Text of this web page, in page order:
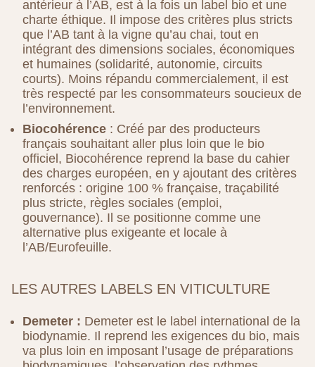
antérieur à l’AB, est à la fois un label bio et une
charte éthique. Il impose des critères plus stricts
que l’AB tant à la vigne qu’au chai, tout en
intégrant des dimensions sociales, économiques
et humaines (solidarité, autonomie, circuits
courts). Moins répandu commercialement, il est
très respecté par les consommateurs soucieux de
l’environnement.
Biocohérence : Créé par des producteurs
français souhaitant aller plus loin que le bio
officiel, Biocohérence reprend la base du cahier
des charges européen, en y ajoutant des critères
renforcés : origine 100 % française, traçabilité
plus stricte, règles sociales (emploi,
gouvernance). Il se positionne comme une
alternative plus exigeante et locale à
l’AB/Eurofeuille.
LES AUTRES LABELS EN VITICULTURE
Demeter : Demeter est le label international de la
biodynamie. Il reprend les exigences du bio, mais
va plus loin en imposant l’usage de préparations